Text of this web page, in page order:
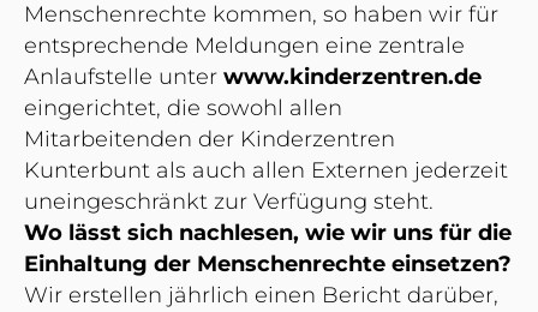
Menschenrechte kommen, so haben wir für
entsprechende Meldungen eine zentrale
Anlaufstelle unter www.kinderzentren.de
eingerichtet, die sowohl allen
Mitarbeitenden der Kinderzentren
Kunterbunt als auch allen Externen jederzeit
uneingeschränkt zur Verfügung steht.
Wo lässt sich nachlesen, wie wir uns für die
Einhaltung der Menschenrechte einsetzen?
Wir erstellen jährlich einen Bericht darüber,